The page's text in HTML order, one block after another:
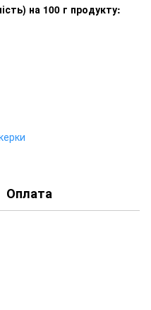
на 100 г продукту:
Оплата